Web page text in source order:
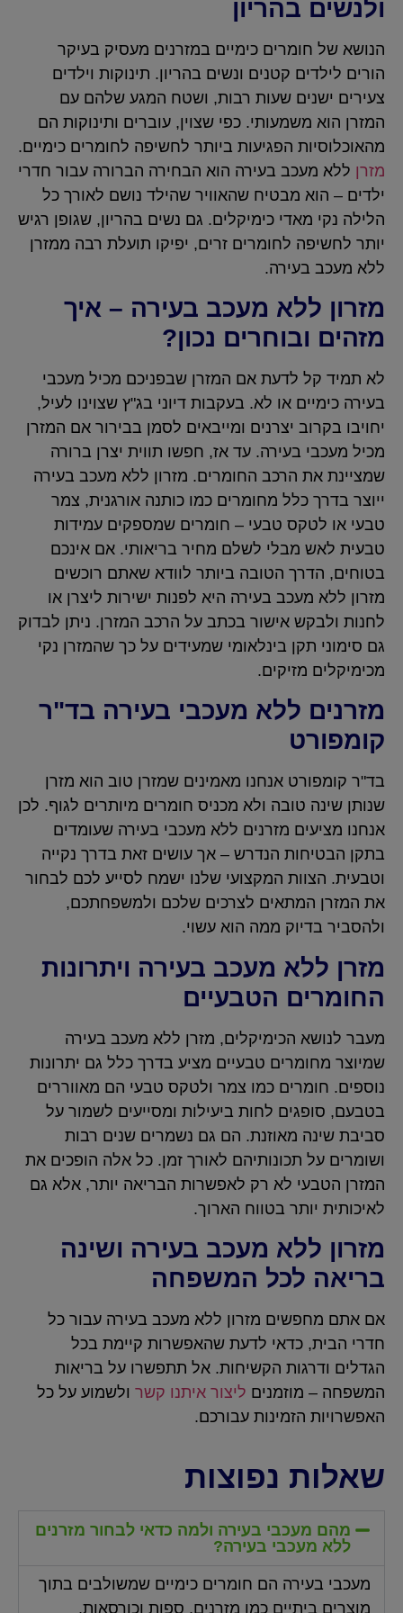
ולנשים בהריון
הנושא של חומרים כימיים במזרנים מעסיק בעיקר
הורים לילדים קטנים ונשים בהריון. תינוקות וילדים
צעירים ישנים שעות רבות, ושטח המגע שלהם עם
המזרן הוא משמעותי. כפי שצוין, עוברים ותינוקות הם
מהאוכלוסיות הפגיעות ביותר לחשיפה לחומרים כימיים.
מזרן ללא מעכב בעירה הוא הבחירה הברורה עבור חדרי
ילדים – הוא מבטיח שהאוויר שהילד נושם לאורך כל
הלילה נקי מאדי כימיקלים. גם נשים בהריון, שגופן רגיש
יותר לחשיפה לחומרים זרים, יפיקו תועלת רבה ממזרן
ללא מעכב בעירה.
מזרון ללא מעכב בעירה – איך
מזהים ובוחרים נכון?
לא תמיד קל לדעת אם המזרן שבפניכם מכיל מעכבי
בעירה כימיים או לא. בעקבות דיוני בג"ץ שצוינו לעיל,
יחויבו בקרוב יצרנים ומייבאים לסמן בבירור אם המזרן
מכיל מעכבי בעירה. עד אז, חפשו תווית יצרן ברורה
שמציינת את הרכב החומרים. מזרון ללא מעכב בעירה
ייוצר בדרך כלל מחומרים כמו כותנה אורגנית, צמר
טבעי או לטקס טבעי – חומרים שמספקים עמידות
טבעית לאש מבלי לשלם מחיר בריאותי. אם אינכם
בטוחים, הדרך הטובה ביותר לוודא שאתם רוכשים
מזרון ללא מעכב בעירה היא לפנות ישירות ליצרן או
לחנות ולבקש אישור בכתב על הרכב המזרן. ניתן לבדוק
גם סימוני תקן בינלאומי שמעידים על כך שהמזרן נקי
מכימיקלים מזיקים.
מזרנים ללא מעכבי בעירה בד"ר
קומפורט
בד"ר קומפורט אנחנו מאמינים שמזרן טוב הוא מזרן
שנותן שינה טובה ולא מכניס חומרים מיותרים לגוף. לכן
אנחנו מציעים מזרנים ללא מעכבי בעירה שעומדים
בתקן הבטיחות הנדרש – אך עושים זאת בדרך נקייה
וטבעית. הצוות המקצועי שלנו ישמח לסייע לכם לבחור
את המזרן המתאים לצרכים שלכם ולמשפחתכם,
ולהסביר בדיוק ממה הוא עשוי.
מזרן ללא מעכב בעירה ויתרונות
החומרים הטבעיים
מעבר לנושא הכימיקלים, מזרן ללא מעכב בעירה
שמיוצר מחומרים טבעיים מציע בדרך כלל גם יתרונות
נוספים. חומרים כמו צמר ולטקס טבעי הם מאווררים
בטבעם, סופגים לחות ביעילות ומסייעים לשמור על
סביבת שינה מאוזנת. הם גם נשמרים שנים רבות
ושומרים על תכונותיהם לאורך זמן. כל אלה הופכים את
המזרן הטבעי לא רק לאפשרות הבריאה יותר, אלא גם
לאיכותית יותר בטווח הארוך.
מזרון ללא מעכב בעירה ושינה
בריאה לכל המשפחה
אם אתם מחפשים מזרון ללא מעכב בעירה עבור כל
חדרי הבית, כדאי לדעת שהאפשרות קיימת בכל
הגדלים ודרגות הקשיחות. אל תתפשרו על בריאות
המשפחה – מוזמנים ליצור איתנו קשר ולשמוע על כל
האפשרויות הזמינות עבורכם.
שאלות נפוצות
מהם מעכבי בעירה ולמה כדאי לבחור מזרנים
ללא מעכבי בעירה?
מעכבי בעירה הם חומרים כימיים שמשולבים בתוך
מוצרים ביתיים כמו מזרנים, ספות וכורסאות,